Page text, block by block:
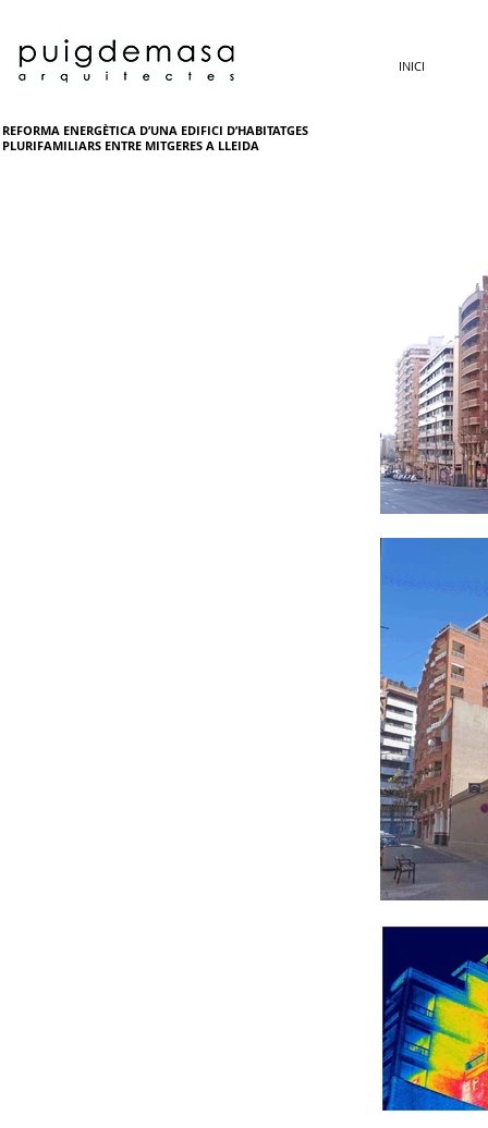
INICI
REFORMA ENERGÈTICA D’UNA EDIFICI D’HABITATGES
PLURIFAMILIARS ENTRE MITGERES A LLEIDA